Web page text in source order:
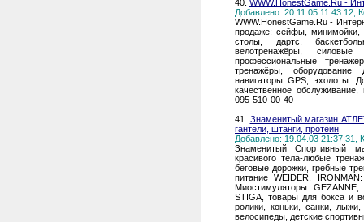
40. WWW.HonestGame.Ru -
Добавлено: 20.11.05 11:43:12,
WWW.HonestGame.Ru -
продаже: сейфы, минимойки,
столы, дартс,
велотренажёры, силовые
профессиональные
тренажёры, оборудование
навигаторы GPS, эхолоты.
качественное
095-510-00-40
41. Знаменитый магазин
гантели, штанги, протеин
Добавлено: 19.04.03 21:37:31,
Знаменитый Спортивный
красивого тела-любые
беговые дорожки, гребные
питание WEIDER,
Миостимуляторы
STIGA, товары для бокса и
ролики, коньки, санки,
велосипеды, детские